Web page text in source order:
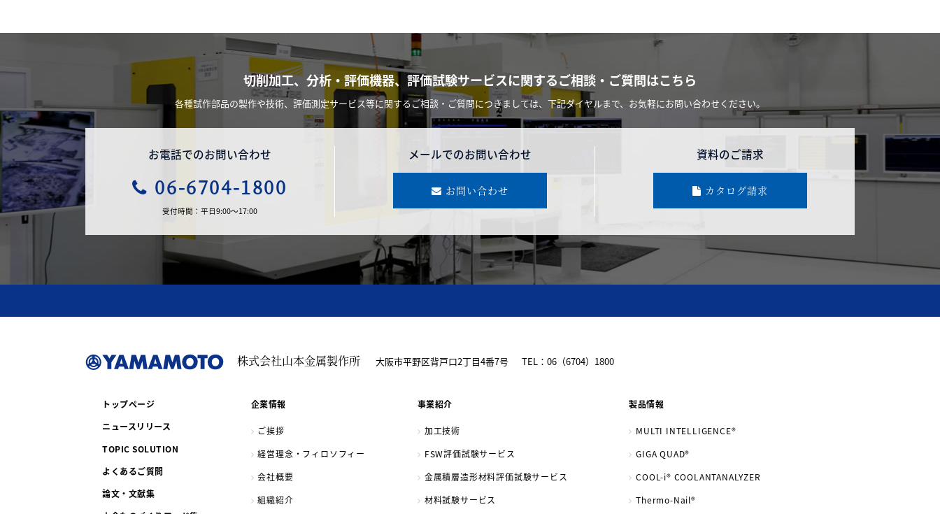
切削加工、分析・評価機器、 評価試験サービスに関するご相談・ご質問はこちら
各種試作部品の製作や技術、評価測定サービス等に関するご相談・ご質問につきましては、下記ダイヤルまで、お気軽にお問い合わせください。
お電話でのお問い合わせ
06-6704-1800
受付時間：平日9:00～17:00
メールでのお問い合わせ
お問い合わせ
資料のご請求
カタログ請求
株式会社山本金属製作所 大阪市平野区背戸口2丁目4番7号 TEL：06（6704）1800
トップページ
ニュースリリース
TOPIC SOLUTION
よくあるご質問
論文・文献集
企業情報
ご挨拶
経営理念・フィロソフィー
会社概要
組織紹介
事業紹介
加工技術
FSW評価試験サービス
金属積層造形材料評価試験サービス
材料試験サービス
製品情報
MULTI INTELLIGENCE®
GIGA QUAD®
COOL-i® COOLANTANALYZER
Thermo-Nail®